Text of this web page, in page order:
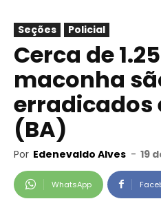
Seções Policial
Cerca de
maconha
erradicados
(BA)
Por Edenevaldo Alves - 19
WhatsApp